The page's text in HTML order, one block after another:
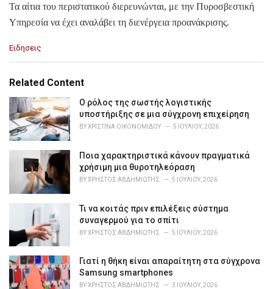
Τα αίτια του περιστατικού διερευνώνται, με την Πυροσβεστική
Υπηρεσία να έχει αναλάβει τη διενέργεια προανάκρισης.
C
e
o
r
e
Ειδησεις
Related Content
Ο ρόλος της σωστής λογιστικής
υποστήριξης σε μια σύγχρονη επιχείρηση
BYΧΡΙΣΤΊΝΑ ΟΙΚΟΝΟΜΊΔΟΥ 5 ΙΟΥΛΊΟΥ, 2026
Ποια χαρακτηριστικά κάνουν πραγματικά
χρήσιμη μια θυροτηλεόραση
BYΧΡΉΣΤΟΣ ΑΒΔΗΜΙΏΤΗΣ 5 ΙΟΥΛΊΟΥ, 2026
Τι να κοιτάς πριν επιλέξεις σύστημα
συναγερμού για το σπίτι
BYΧΡΉΣΤΟΣ ΑΒΔΗΜΙΏΤΗΣ 5 ΙΟΥΛΊΟΥ, 2026
Γιατί η θήκη είναι απαραίτητη στα σύγχρονα
Samsung smartphones
BYΧΡΉΣΤΟΣ ΑΒΔΗΜΙΏΤΗΣ 3 ΙΟΥΛΊΟΥ, 2026